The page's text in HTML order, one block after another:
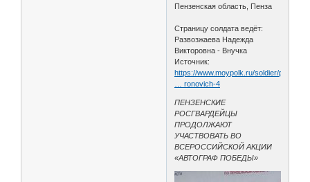
Пензенская область, Пенза
Страницу солдата ведёт:
Развозжаева Надежда
Викторовна - Внучка
Источник:
https://www.moypolk.ru/soldier/
… ronovich-4
ПЕНЗЕНСКИЕ
РОСГВАРДЕЙЦЫ
ПРОДОЛЖАЮТ
УЧАСТВОВАТЬ ВО
ВСЕРОССИЙСКОЙ АКЦИИ
«АВТОГРАФ ПОБЕДЫ»